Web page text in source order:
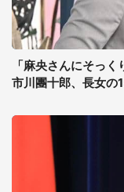
「麻央さんにそっ
市川團十郎、長女の